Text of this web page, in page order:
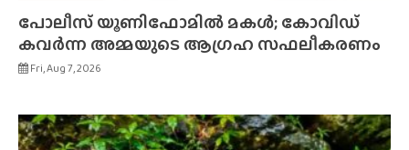
പോലീസ് യൂണിഫോമിൽ മകൾ; കോവിഡ്
കവർന്ന അമ്മയുടെ ആഗ്രഹ സഫലീകരണം
Fri, Aug 7, 2026